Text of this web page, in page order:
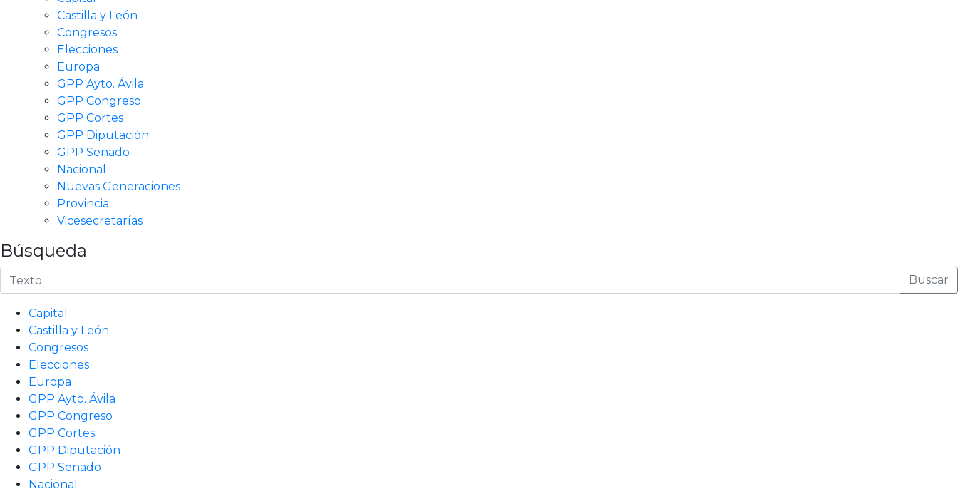
Castilla y León
Congresos
Elecciones
Europa
GPP Ayto. Ávila
GPP Congreso
GPP Cortes
GPP Diputación
GPP Senado
Nacional
Nuevas Generaciones
Provincia
Vicesecretarías
Búsqueda
Buscar
Capital
Castilla y León
Congresos
Elecciones
Europa
GPP Ayto. Ávila
GPP Congreso
GPP Cortes
GPP Diputación
GPP Senado
Nacional